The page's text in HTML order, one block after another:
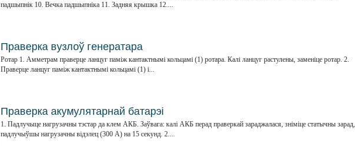
падшыпнік 10. Вечка падшыпніка 11. Задняя крышка 12....
Праверка вузлоў генератара
Ротар 1. Амметрам праверце ланцуг паміж кантактнымі кольцамі (1) ротара. Калі ланцуг растулены, заменіце ротар. 2.
Праверце ланцуг паміж кантактнымі кольцамі (1) і...
Праверка акумулятарнай батарэі
1. Падлучыце нагрузачны тэстар да клем АКБ. Заўвага: калі АКБ перад праверкай зараджалася, зніміце статычны зарад,
падлучыўшы нагрузачны відэлец (300 А) на 15 секунд. 2....